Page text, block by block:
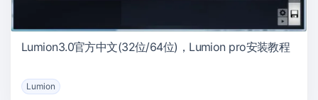
Lumion3.0官方中文(32位/64位)，Lumion pro安装教程
Lumion